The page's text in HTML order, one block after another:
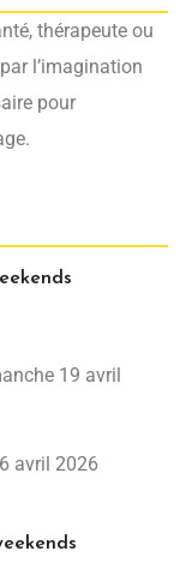
thérapeute ou
l’imagination
pour
19 avril
avril 2026